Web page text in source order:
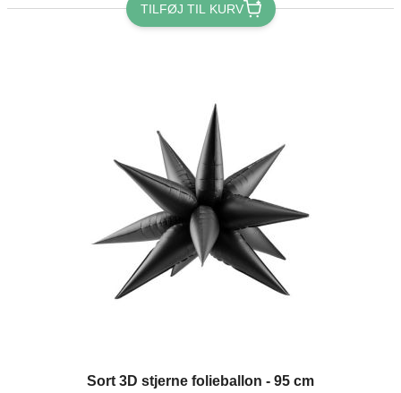
TILFØJ TIL KURV
Sort 3D stjerne folieballon - 95 cm